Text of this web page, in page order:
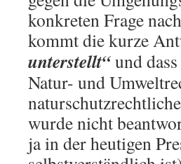
konkreten Frage
kommt die kurze
unterstellt“und
Natur- und
wurde nicht
ja in der heutigen